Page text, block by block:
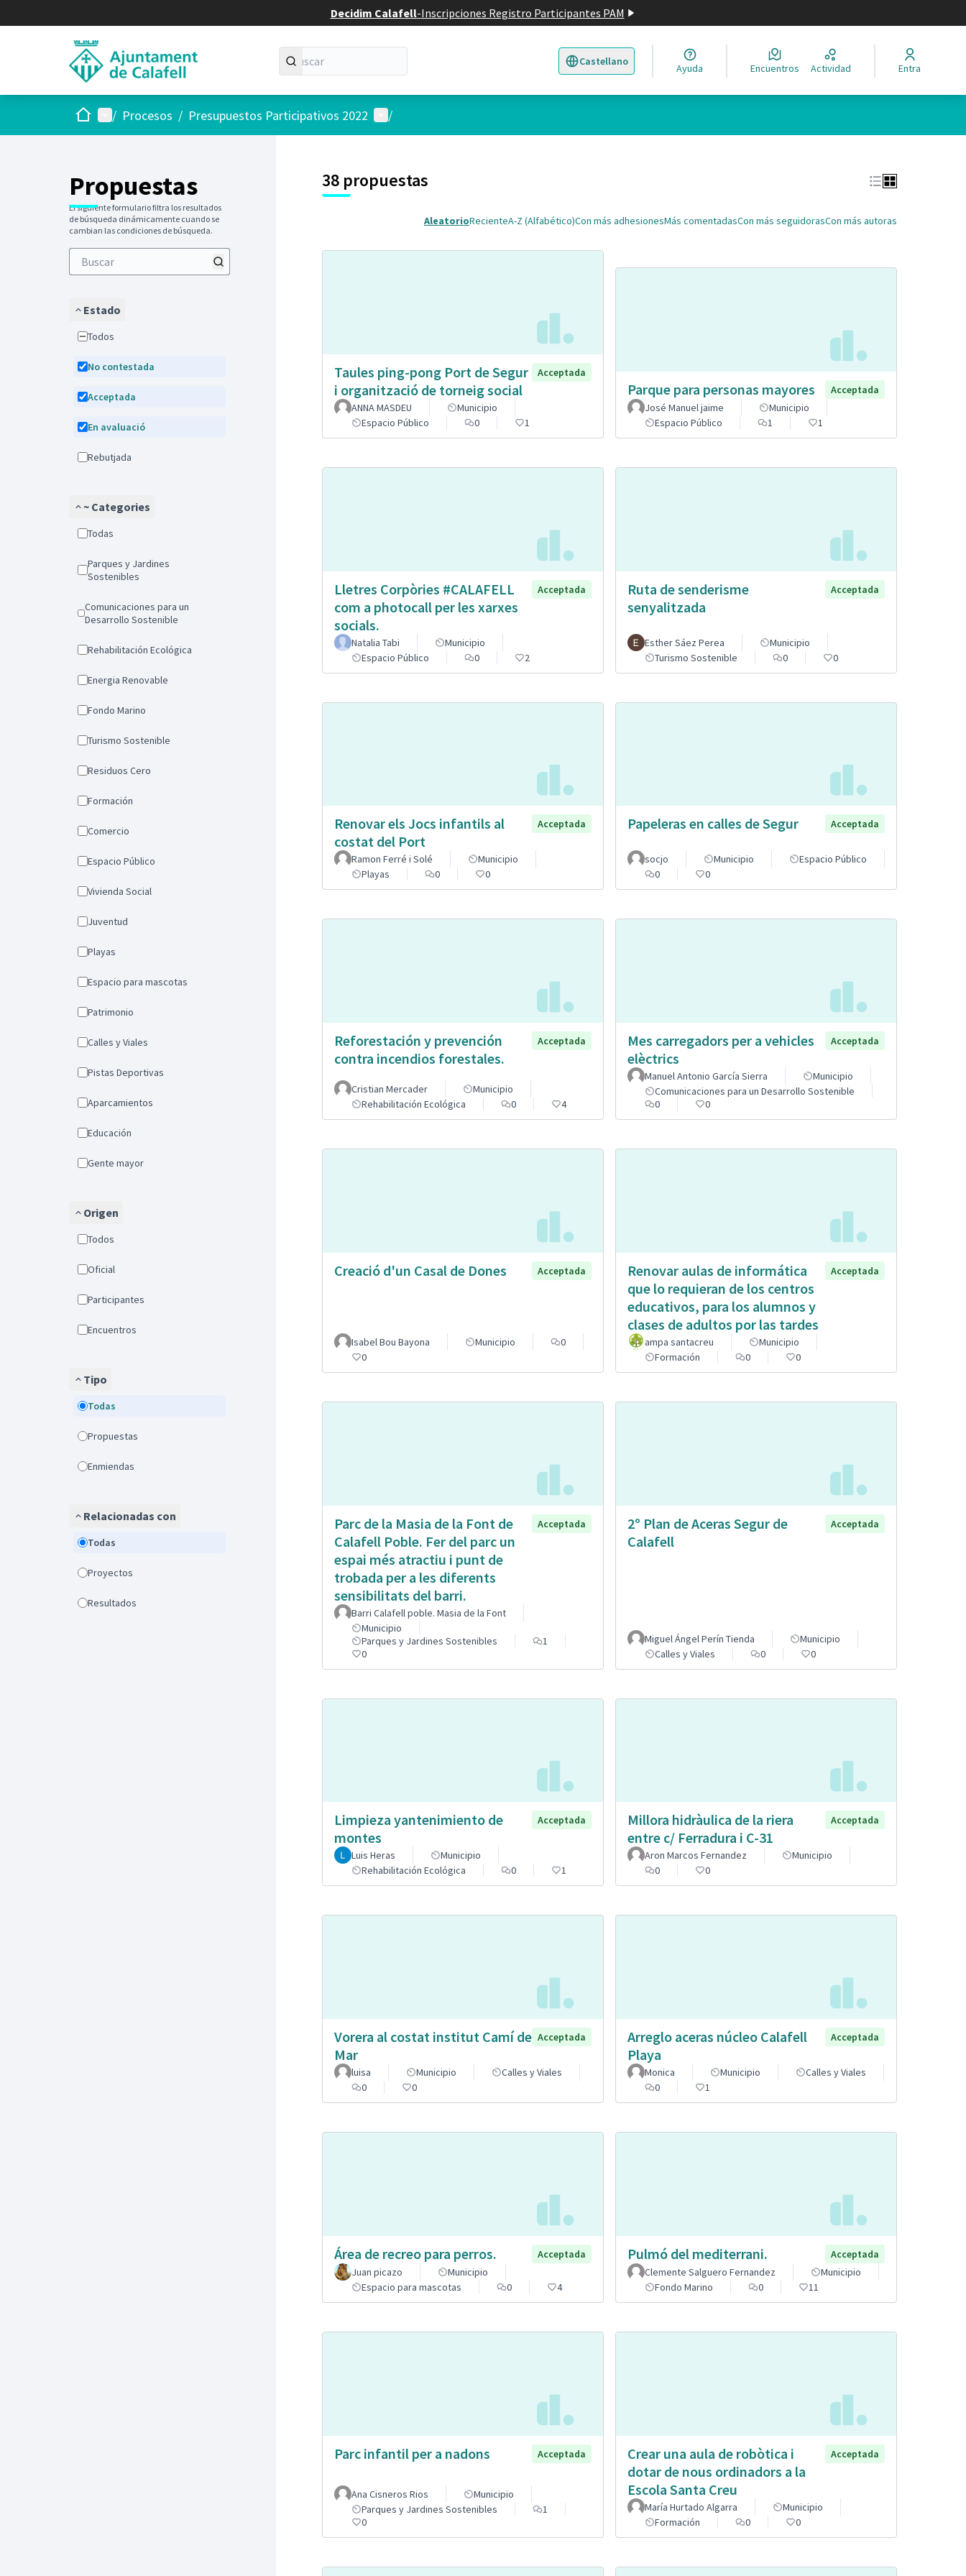
Decidim Calafell-Inscripciones Registro Participantes PAM
Castellano
Triar la llengua Elegir el idioma
Ayuda Encuentros Actividad Entra
InicioMenú principal
/ Procesos / Presupuestos Participativos 2022 Menú de usuario
/
Propuestas
El siguiente formulario filtra los resultados
de búsqueda dinámicamente cuando se
cambian las condiciones de búsqueda.
Estado
Todos
No contestada
Acceptada
En avaluació
Rebutjada
~ Categories
Todas
Parques y Jardines
Sostenibles
Comunicaciones para un
Desarrollo Sostenible
Rehabilitación Ecológica
Energia Renovable
Fondo Marino
Turismo Sostenible
Residuos Cero
Formación
Comercio
Espacio Público
Vivienda Social
Juventud
Playas
Espacio para mascotas
Patrimonio
Calles y Viales
Pistas Deportivas
Aparcamientos
Educación
Gente mayor
Origen
Todos
Oficial
Participantes
Encuentros
Tipo
Todas
Propuestas
Enmiendas
Relacionadas con
Todas
Proyectos
Resultados
38 propuestas
AleatorioRecienteA-Z (Alfabético)Con más adhesionesMás comentadasCon más seguidorasCon más autoras
Taules ping-pong Port de Segur
i organització de torneig social
Acceptada
ANNA MASDEU
Municipio
Espacio Público
0 1
Parque para personas mayores
Acceptada
José Manuel jaime
Municipio
Espacio Público
1 1
Lletres Corpòries #CALAFELL
com a photocall per les xarxes
socials.
Acceptada
Natalia Tabi
Municipio
Espacio Público
0 2
Ruta de senderisme
senyalitzada
Acceptada
Esther Sáez Perea
Municipio
Turismo Sostenible
0 0
Renovar els Jocs infantils al
costat del Port
Acceptada
Ramon Ferré i Solé
Municipio
Playas
0 0
Papeleras en calles de Segur Acceptada
socjo Municipio
Espacio Público
0
0
Reforestación y prevención
contra incendios forestales.
Acceptada
Cristian Mercader
Municipio
Rehabilitación Ecológica
0 4
Mes carregadors per a vehicles
elèctrics
Acceptada
Manuel Antonio García Sierra
Municipio
Comunicaciones para un Desarrollo Sostenible
0
0
Creació d'un Casal de Dones Acceptada
Isabel Bou Bayona Municipio
0
0
Renovar aulas de informática
que lo requieran de los centros
educativos, para los alumnos y
clases de adultos por las tardes
Acceptada
ampa santacreu
Municipio
Formación
0 0
Parc de la Masia de la Font de
Calafell Poble. Fer del parc un
espai més atractiu i punt de
trobada per a les diferents
sensibilitats del barri.
Acceptada
Barri Calafell poble. Masia de la Font
Municipio
Parques y Jardines Sostenibles
1
0
2º Plan de Aceras Segur de
Calafell
Acceptada
Miguel Ángel Perín Tienda
Municipio
Calles y Viales
0 0
Limpieza yantenimiento de
montes
Acceptada
Luis Heras
Municipio
Rehabilitación Ecológica
0 1
Millora hidràulica de la riera
entre c/ Ferradura i C-31
Acceptada
Aron Marcos Fernandez
Municipio
0
0
Vorera al costat institut Camí de
Mar
Acceptada
luisa Municipio
Calles y Viales
0
0
Arreglo aceras núcleo Calafell
Playa
Acceptada
Monica Municipio
Calles y Viales
0
1
Área de recreo para perros.
Acceptada
Juan picazo
Municipio
Espacio para mascotas
0 4
Pulmó del mediterrani.
Acceptada
Clemente Salguero Fernandez
Municipio
Fondo Marino
0 11
Parc infantil per a nadons Acceptada
Ana Cisneros Rios
Municipio
Parques y Jardines Sostenibles
1
0
Crear una aula de robòtica i
dotar de nous ordinadors a la
Escola Santa Creu
Acceptada
María Hurtado Algarra
Municipio
Formación
0 0